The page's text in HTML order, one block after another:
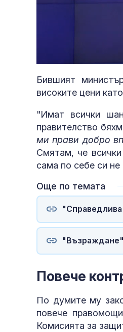
Бившият
високите цени
"Имат всички
правителство
ми прави добро
Смятам, че
сама по себе си
Още по темата
Повече
По думите му
повече
Комисията за